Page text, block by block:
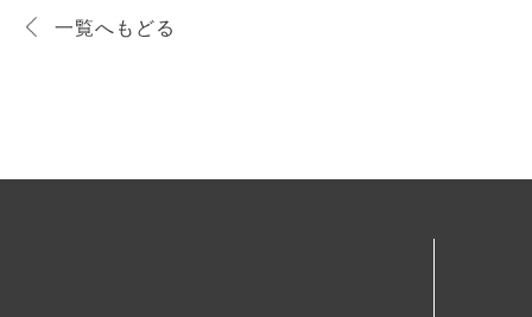
一覧へもどる